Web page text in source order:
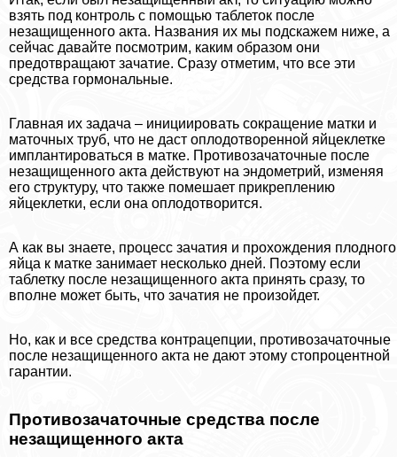
взять под контроль с помощью таблеток после
незащищенного акта. Названия их мы подскажем ниже, а
сейчас давайте посмотрим, каким образом они
предотвращают зачатие. Сразу отметим, что все эти
средства гормональные.
Главная их задача – инициировать сокращение матки и
маточных труб, что не даст оплодотворенной яйцеклетке
имплантироваться в матке. Пpoтивoзaчaточные после
незащищенного акта действуют на эндометрий, изменяя
его структуру, что также помешает прикреплению
яйцеклетки, если она оплодотворится.
А как вы знаете, процесс зачатия и прохождения плодного
яйца к матке занимает несколько дней. Поэтому если
таблетку после незащищенного акта принять сразу, то
вполне может быть, что зачатия не произойдет.
Но, как и все средства кoнтpaцепции, пpoтивoзaчaточные
после незащищенного акта не дают этому стопроцентной
гарантии.
Пpoтивoзaчaточные средства после
незащищенного акта